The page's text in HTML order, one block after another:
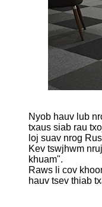
Nyob hauv lub
txaus siab rau
loj suav nrog
Kev tswjhwm
khuam".
Raws li cov
hauv tsev thiab